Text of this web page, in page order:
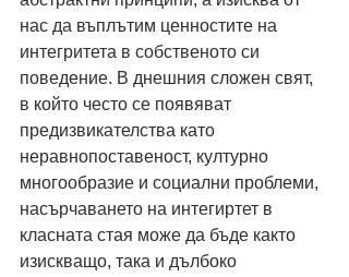
нас да въплътим ценностите на
интегритета в собственото си
поведение. В днешния сложен свят,
в който често се появяват
предизвикателства като
неравнопоставеност, културно
многообразие и социални проблеми,
насърчаването на интегиртет в
класната стая може да бъде както
изискващо, така и дълбоко